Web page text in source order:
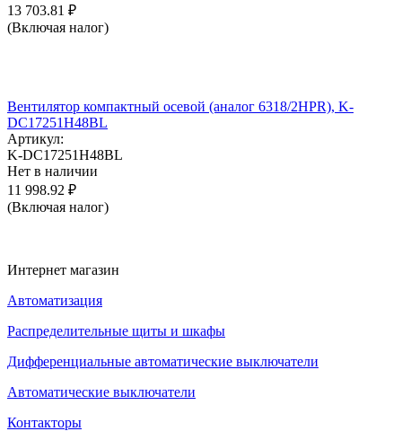
13 703.81 ₽
(Включая налог)
Вентилятор компактный осевой (аналог 6318/2HPR), K-
DC17251H48BL
Артикул:
K-DC17251H48BL
Нет в наличии
11 998.92 ₽
(Включая налог)
Интернет магазин
Автоматизация
Распределительные щиты и шкафы
Дифференциальные автоматические выключатели
Автоматические выключатели
Контакторы